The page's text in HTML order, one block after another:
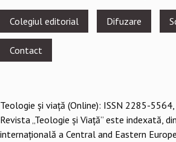
Footer
menu
Colegiul editorial Difuzare
Contact
Teologie şi viaţă (Online): ISSN 2285-
Revista „Teologie și Viață” este indexată,
internațională a Central and Eastern